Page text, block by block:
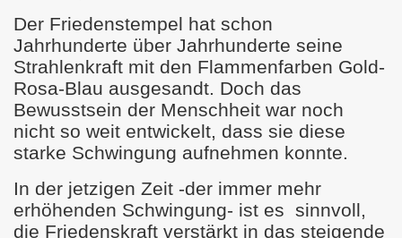
Der Friedenstempel hat schon
Jahrhunderte über Jahrhunderte seine
Strahlenkraft mit den Flammenfarben Gold-
Rosa-Blau ausgesandt. Doch das
Bewusstsein der Menschheit war noch
nicht so weit entwickelt, dass sie diese
starke Schwingung aufnehmen konnte.
In der jetzigen Zeit -der immer mehr
erhöhenden Schwingung- ist es sinnvoll,
die Friedenskraft verstärkt in das steigende
Friedens